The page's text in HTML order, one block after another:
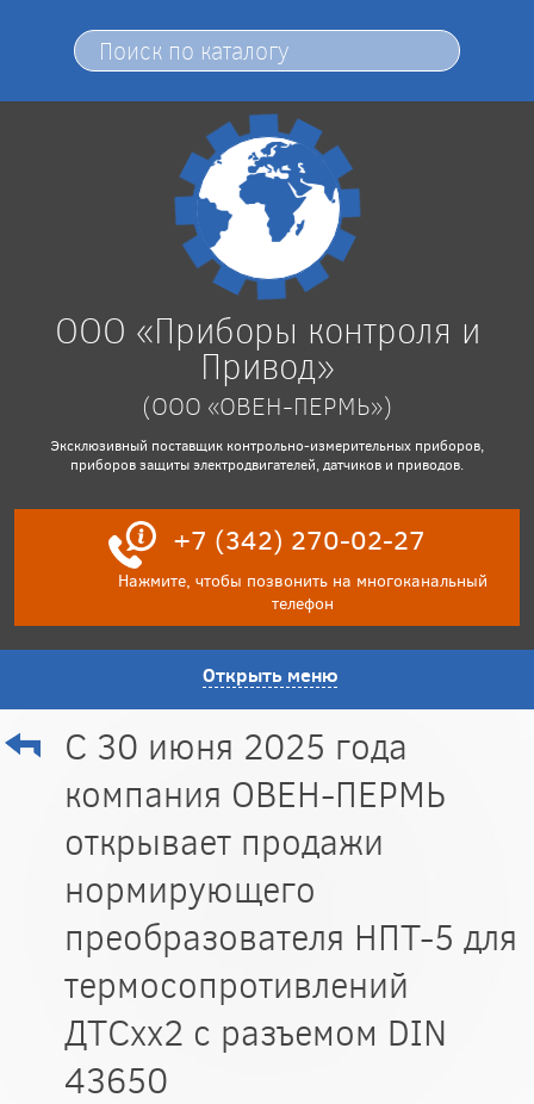
ООО «Приборы контроля и
Привод»
(ООО «ОВЕН-ПЕРМЬ»)
Эксклюзивный поставщик контрольно-измерительных приборов,
приборов защиты электродвигателей, датчиков и приводов.
+7 (342) 270-02-27
Нажмите, чтобы позвонить на многоканальный
телефон
Открыть меню
С 30 июня 2025 года
компания ОВЕН-ПЕРМЬ
открывает продажи
нормирующего
преобразователя НПТ-5 для
термосопротивлений
ДТСхх2 с разъемом DIN
43650